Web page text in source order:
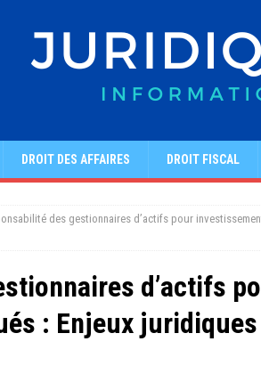
DROIT DES AFFAIRES DROIT FISCAL
des gestionnaires d’actifs pour
d’actifs
: Enjeux